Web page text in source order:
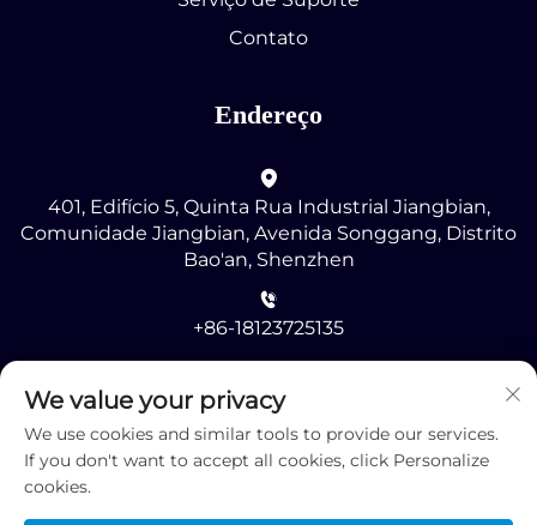
Contato
Endereço
401, Edifício 5, Quinta Rua Industrial Jiangbian,
Comunidade Jiangbian, Avenida Songgang, Distrito
Bao'an, Shenzhen
+86-18123725135
[email protected]
We value your privacy
We use cookies and similar tools to provide our services.
If you don't want to accept all cookies, click Personalize
cookies.